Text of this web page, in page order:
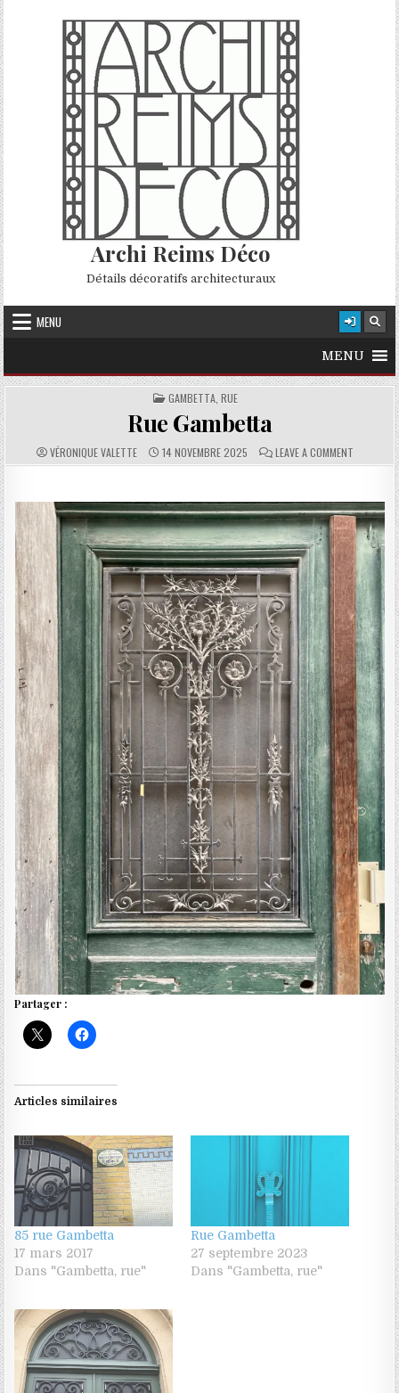
Skip to content
Archi Reims Déco
Détails décoratifs architecturaux
MENU
MENU
POSTED IN
GAMBETTA, RUE
Rue Gambetta
AUTHOR:
VÉRONIQUE VALETTE PUBLISHED DATE:
14 NOVEMBRE 2025 COMMENTS:
LEAVE A COMMENT ON RUE
Partager :
Articles similaires
85 rue Gambetta
17 mars 2017
Dans "Gambetta, rue"
Rue Gambetta
27 septembre 2023
Dans "Gambetta, rue"